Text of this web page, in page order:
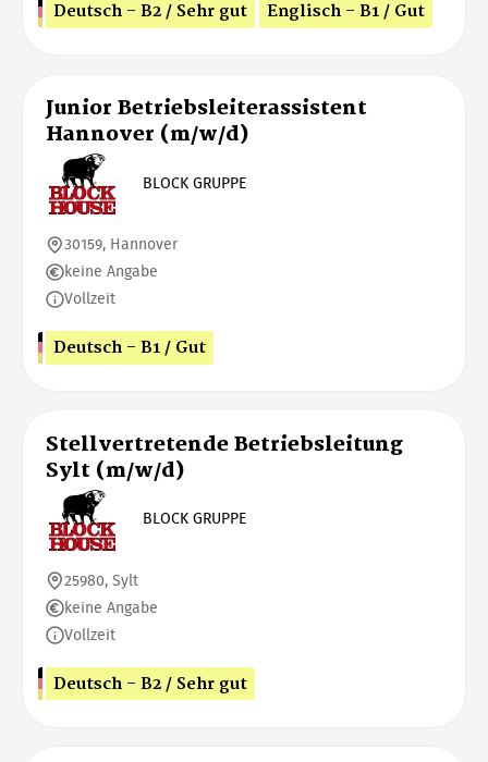
Deutsch - B2 / Sehr gut Englisch - B1 / Gut
Junior Betriebsleiterassistent
Hannover (m/w/d)
BLOCK GRUPPE
30159, Hannover
keine Angabe
Vollzeit
Deutsch - B1 / Gut
Stellvertretende Betriebsleitung
Sylt (m/w/d)
BLOCK GRUPPE
25980, Sylt
keine Angabe
Vollzeit
Deutsch - B2 / Sehr gut